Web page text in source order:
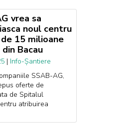
vrea sa
noul centru
15 milioane
Bacau
| Info-Șantiere
SSAB-AG,
oferte de
de Spitalul
atribuirea